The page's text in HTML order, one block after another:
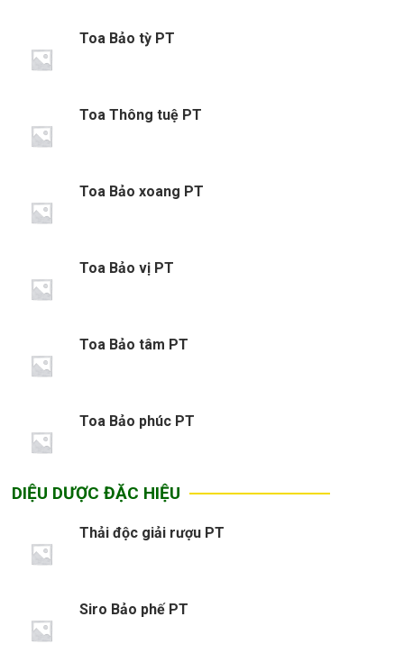
Toa Bảo tỳ PT
Toa Thông tuệ PT
Toa Bảo xoang PT
Toa Bảo vị PT
Toa Bảo tâm PT
Toa Bảo phúc PT
DIỆU DƯỢC ĐẶC HIỆU
Thải độc giải rượu PT
Siro Bảo phế PT